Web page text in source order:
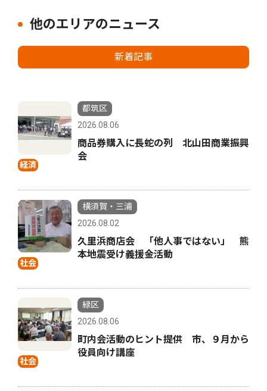
他のエリアのニュース
新着記事
経済
都筑区
2026.08.06
商品券購入に長蛇の列 北山田商業振興
会
社会
横須賀・三浦
2026.08.02
久里浜商店会 「他人事ではない」 熊
本地震受け義援金活動
社会
緑区
2026.08.06
町内会活動のヒント提供 市、９月から
役員向け講座